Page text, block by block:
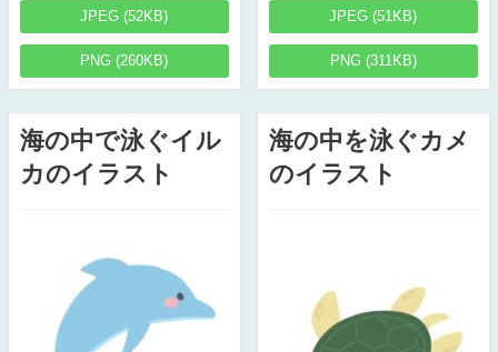
JPEG (52KB)
PNG (260KB)
JPEG (51KB)
PNG (311KB)
海の中で泳ぐイル
カのイラスト
海の中を泳ぐカメ
のイラスト